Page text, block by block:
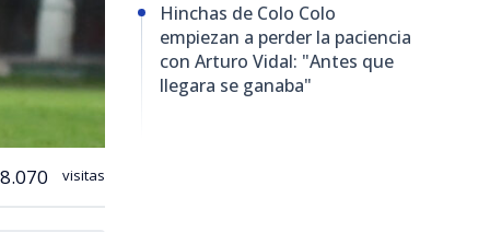
visitas
Hinchas de Colo Colo
empiezan a perder la paciencia
con Arturo Vidal: "Antes que
llegara se ganaba"